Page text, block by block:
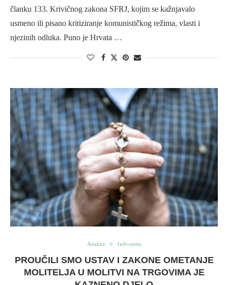
članku 133. Krivičnog zakona SFRJ, kojim se kažnjavalo
usmeno ili pisano kritiziranje komunističkog režima, vlasti i
njezinih odluka. Puno je Hrvata …
Analiza Izdvojeno
PROUČILI SMO USTAV I ZAKONE OMETANJE
MOLITELJA U MOLITVI NA TRGOVIMA JE